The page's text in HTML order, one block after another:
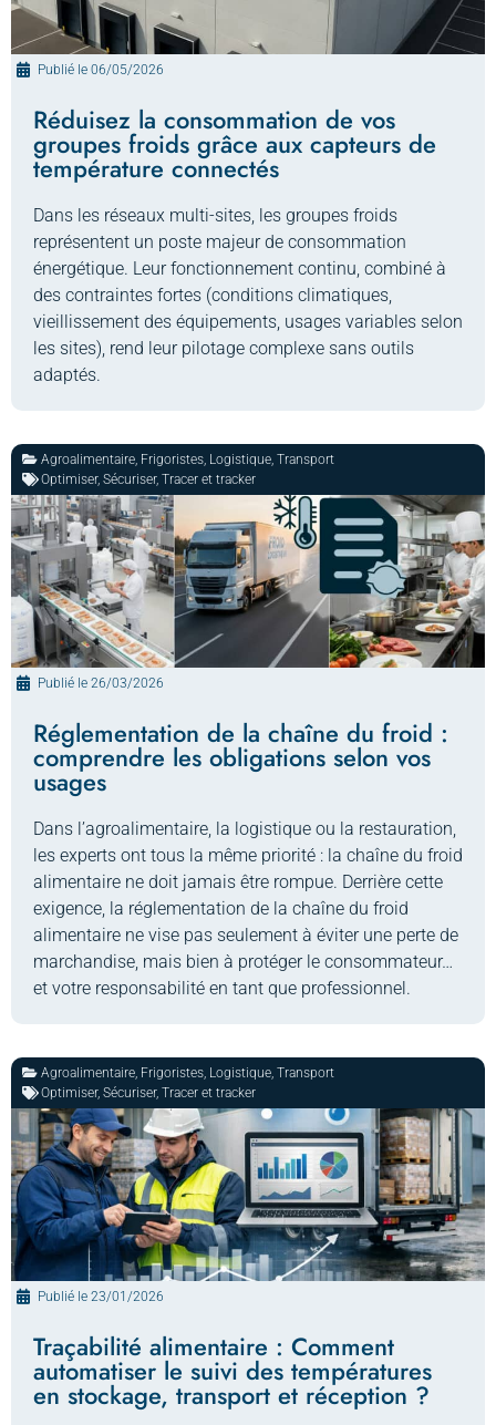
Publié le 06/05/2026
Réduisez la consommation de vos
groupes froids grâce aux capteurs de
température connectés
Dans les réseaux multi-sites, les groupes froids
représentent un poste majeur de consommation
énergétique. Leur fonctionnement continu, combiné à
des contraintes fortes (conditions climatiques,
vieillissement des équipements, usages variables selon
les sites), rend leur pilotage complexe sans outils
adaptés.
Agroalimentaire, Frigoristes, Logistique, Transport
Optimiser, Sécuriser, Tracer et tracker
Publié le 26/03/2026
Réglementation de la chaîne du froid :
comprendre les obligations selon vos
usages
Dans l’agroalimentaire, la logistique ou la restauration,
les experts ont tous la même priorité : la chaîne du froid
alimentaire ne doit jamais être rompue. Derrière cette
exigence, la réglementation de la chaîne du froid
alimentaire ne vise pas seulement à éviter une perte de
marchandise, mais bien à protéger le consommateur…
et votre responsabilité en tant que professionnel.
Agroalimentaire, Frigoristes, Logistique, Transport
Optimiser, Sécuriser, Tracer et tracker
Publié le 23/01/2026
Traçabilité alimentaire : Comment
automatiser le suivi des températures
en stockage, transport et réception ?